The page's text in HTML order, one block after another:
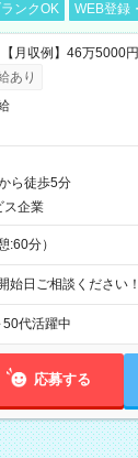
ンクOK WEB登録
月収例】46万5000円
あり
ら徒歩5分
ス企業
:60分）
日ご相談ください！
代活躍中
応募する